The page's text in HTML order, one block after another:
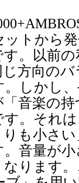
トから
。以前
方向の
しかし
音楽の
。それ
も小さ
音量が
ります